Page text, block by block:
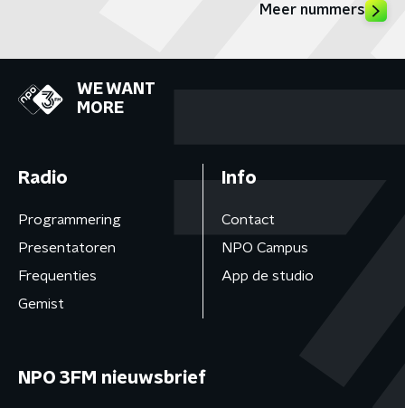
Meer nummers
WE WANT
MORE
Radio
Programmering
Presentatoren
Frequenties
Gemist
Info
Contact
NPO Campus
App de studio
NPO 3FM nieuwsbrief